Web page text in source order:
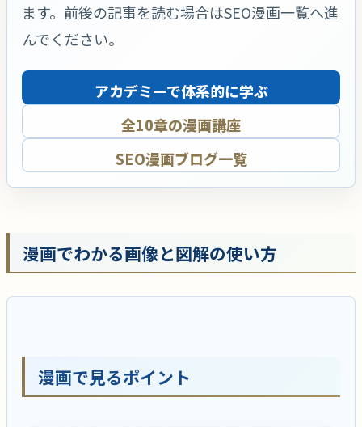
ます。前後の記事を読む場合はSEO漫画一覧へ進
んでください。
アカデミーで体系的に学ぶ
全10章の漫画講座
SEO漫画ブログ一覧
漫画でわかる画像と図解の使い方
漫画で見るポイント